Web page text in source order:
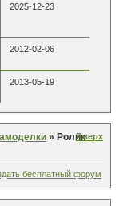
2025-12-23
2012-02-06
2013-05-19
» РоликВверх
бесплатный форум